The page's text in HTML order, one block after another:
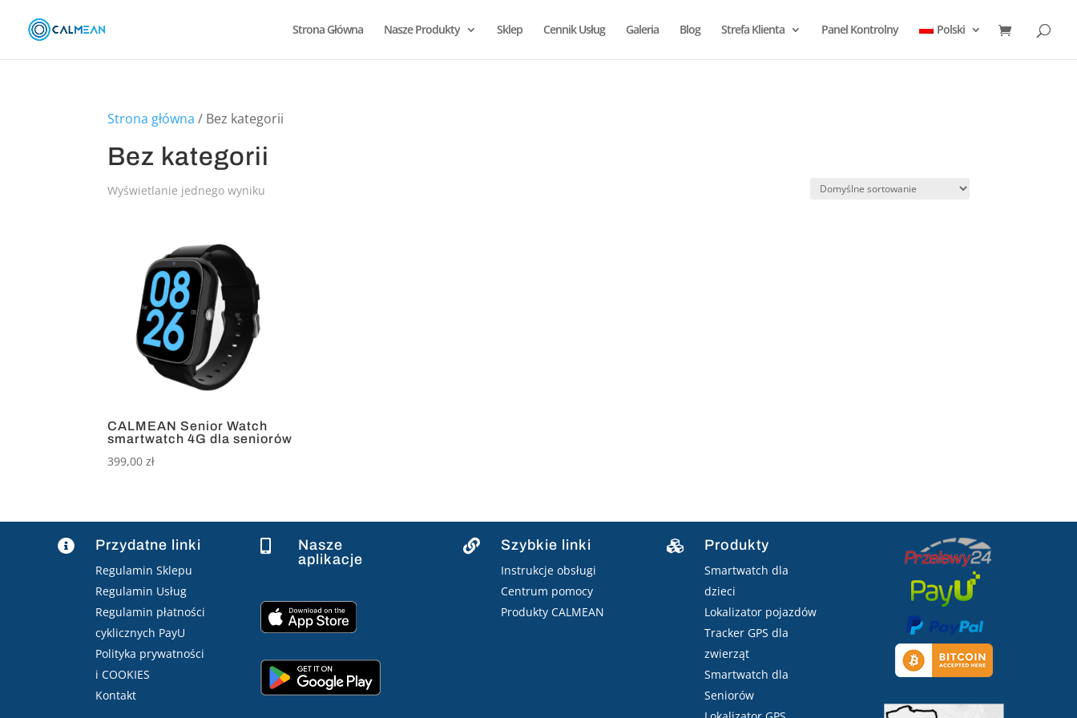
Strona Główna Nasze Produkty Sklep Cennik Usług Galeria Blog Strefa Klienta Panel Kontrolny Polski
Strona główna / Bez kategorii
Bez kategorii
Wyświetlanie jednego wyniku
CALMEAN Senior Watch
smartwatch 4G dla seniorów
399,00zł
 Przydatne linki
Regulamin Sklepu
Regulamin Usług
Regulamin płatności
cyklicznych PayU
Polityka prywatności
i COOKIES
Kontakt

Nasze
aplikacje
 Szybkie linki
Instrukcje obsługi
Centrum pomocy
Produkty CALMEAN
 Produkty
Smartwatch dla
dzieci
Lokalizator pojazdów
Tracker GPS dla
zwierząt
Smartwatch dla
Seniorów